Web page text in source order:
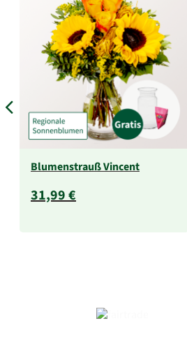
Blumenstrauß Vincent
31,99 €